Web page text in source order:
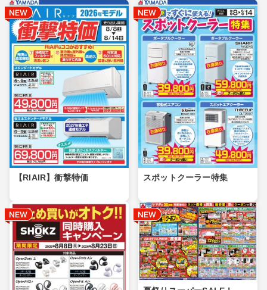
【RIAIR】衝撃特価 スポットクーラー特集